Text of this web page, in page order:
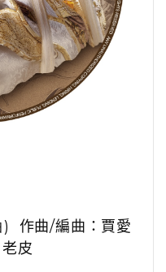
) 作曲/編曲：賈愛
皮